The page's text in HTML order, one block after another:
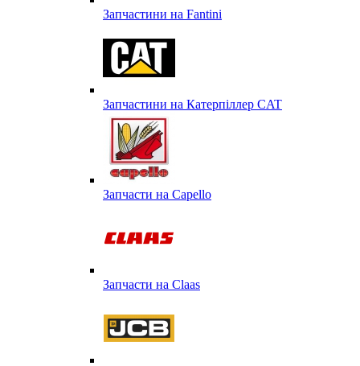
Запчастини на Fantini
Запчастини на Катерпіллер CAT
Запчасти на Capello
Запчасти на Сlaas